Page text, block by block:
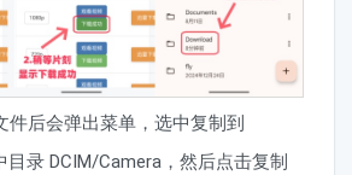
件后会弹出菜单，选中复制到
录 DCIM/Camera，然后点击复制